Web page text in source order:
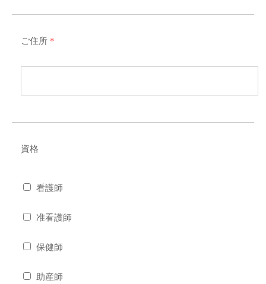
ご住所 *
資格
看護師
准看護師
保健師
助産師